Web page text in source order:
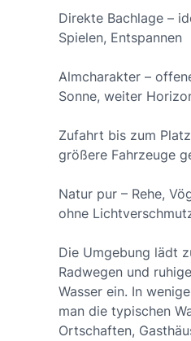
Direkte Bachlage –
Spielen, Entspannen
Almcharakter –
Sonne, weiter
Zufahrt bis zum
größere Fahrzeuge
Natur pur – Rehe,
ohne
Die Umgebung lädt
Radwegen und
Wasser ein. In
man die typischen
Ortschaften,